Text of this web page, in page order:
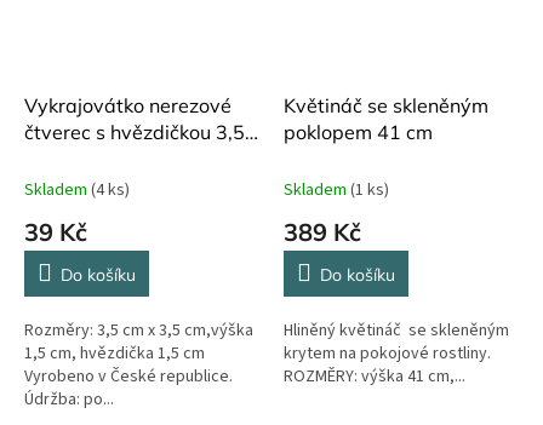
Vykrajovátko nerezové
čtverec s hvězdičkou 3,5
Skladem (4 ks)
39 Kč
Do košíku
Rozměry: 3,5 cm x 3,5 cm,výška
1,5 cm, hvězdička 1,5 cm
Vyrobeno v České republice.
Údržba: po...
Květináč se skleněným
poklopem 41 cm
Skladem (1 ks)
389 Kč
Do košíku
Hliněný květináč se skleněným
krytem na pokojové rostliny.
ROZMĚRY: výška 41 cm,...